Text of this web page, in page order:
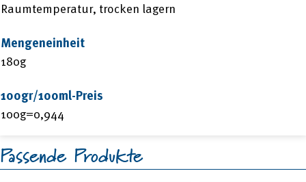
Raumtemperatur, trocken lagern
Mengeneinheit
180g
100gr/100ml-Preis
100g=0,944
Passende Produkte